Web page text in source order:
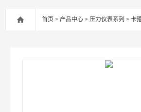
首页 >产品中心 >压力仪表系列 >卡